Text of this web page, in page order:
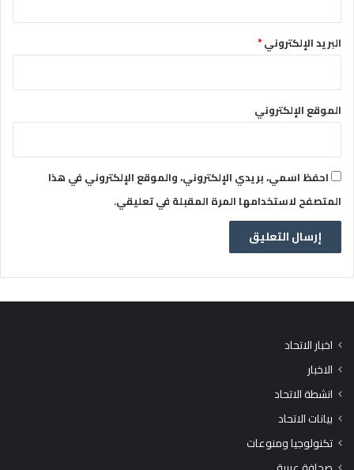
البريد الإلكتروني*
الموقع الإلكتروني
احفظ اسمي، بريدي الإلكتروني، والموقع الإلكتروني في هذا
المتصفح لاستخدامها المرة المقبلة في تعليقي.
اخبار الاتحاد
الاخبار
انشطة الاتحاد
بيانات الاتحاد
تكنولوجيا ومنوعات